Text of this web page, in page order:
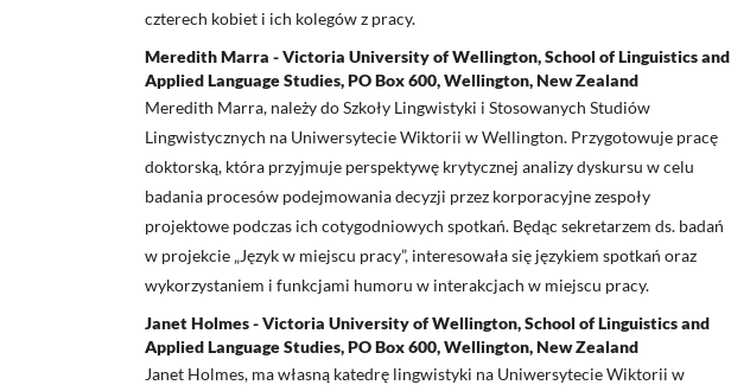
czterech kobiet i ich kolegów z pracy.
Meredith Marra - Victoria University of Wellington, School of Linguistics and
Applied Language Studies, PO Box 600, Wellington, New Zealand
Meredith Marra, należy do Szkoły Lingwistyki i Stosowanych Studiów
Lingwistycznych na Uniwersytecie Wiktorii w Wellington. Przygotowuje pracę
doktorską, która przyjmuje perspektywę krytycznej analizy dyskursu w celu
badania procesów podejmowania decyzji przez korporacyjne zespoły
projektowe podczas ich cotygodniowych spotkań. Będąc sekretarzem ds. badań
w projekcie „Język w miejscu pracy”, interesowała się językiem spotkań oraz
wykorzystaniem i funkcjami humoru w interakcjach w miejscu pracy.
Janet Holmes - Victoria University of Wellington, School of Linguistics and
Applied Language Studies, PO Box 600, Wellington, New Zealand
Janet Holmes, ma własną katedrę lingwistyki na Uniwersytecie Wiktorii w